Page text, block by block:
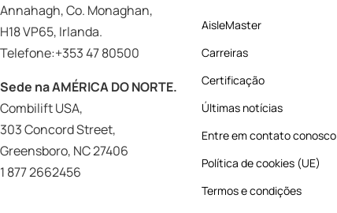
Annahagh, Co. Monaghan,
H18 VP65, Irlanda.
Telefone:+353 47 80500
Sede na AMÉRICA DO NORTE.
Combilift USA,
303 Concord Street,
Greensboro, NC 27406
1 877 2662456
AisleMaster
Carreiras
Certificação
Últimas notícias
Entre em contato conosco
Política de cookies (UE)
Termos e condições